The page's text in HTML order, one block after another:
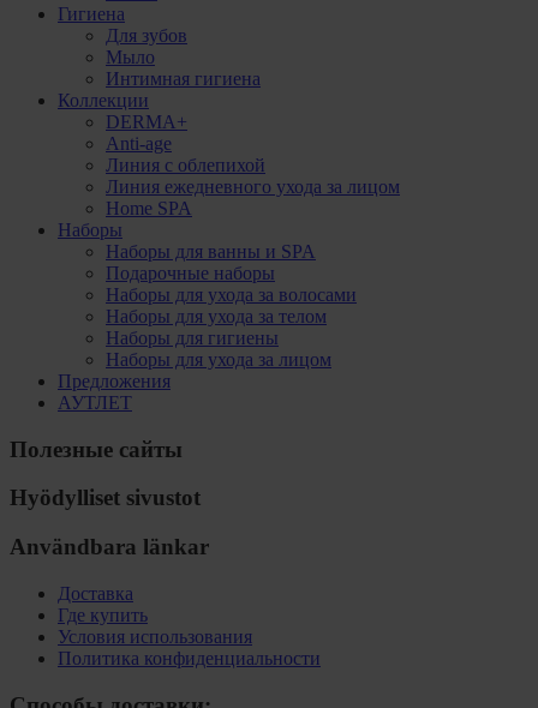
Гигиена
Для зубов
Мыло
Интимная гигиена
Коллекции
DERMA+
Anti-age
Линия с облепихой
Линия ежедневного ухода за лицом
Home SPA
Наборы
Наборы для ванны и SPA
Подарочные наборы
Наборы для ухода за волосами
Наборы для ухода за телом
Наборы для гигиены
Наборы для ухода за лицом
Предложения
АУТЛЕТ
Полезные сайты
Hyödylliset sivustot
Användbara länkar
Доставка
Где купить
Условия использования
Политика конфиденциальности